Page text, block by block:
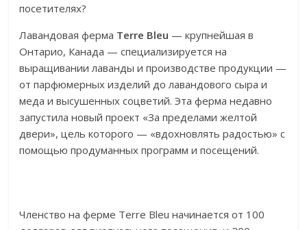
посетителях?
Лавандовая ферма Terre Bleu — крупнейшая в
Онтарио, Канада — специализируется на
выращивании лаванды и производстве продукции —
от парфюмерных изделий до лавандового сыра и
меда и высушенных соцветий. Эта ферма недавно
запустила новый проект «За пределами желтой
двери», цель которого — «вдохновлять радостью» с
помощью продуманных программ и посещений.
Членство на ферме Terre Bleu начинается от 100